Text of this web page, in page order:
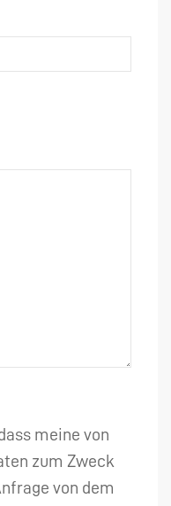
meine von
zum Zweck
von dem